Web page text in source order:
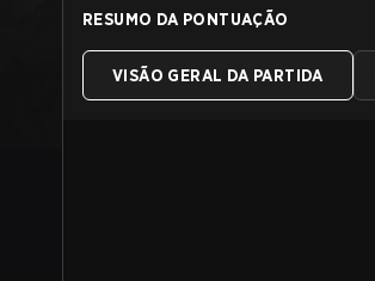
RESUMO DA PONTUAÇÃO
VISÃO GERAL DA PARTIDA